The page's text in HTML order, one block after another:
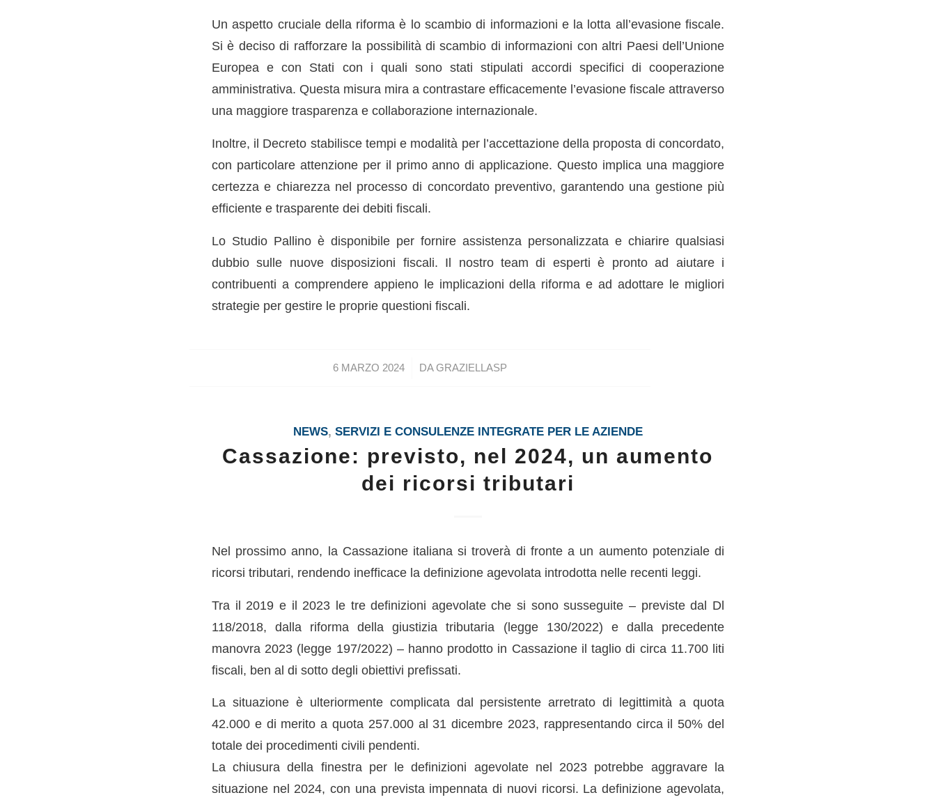
Un aspetto cruciale della riforma è lo scambio di informazioni e la lotta all’evasione fiscale.
Si è deciso di rafforzare la possibilità di scambio di informazioni con altri Paesi dell’Unione
Europea e con Stati con i quali sono stati stipulati accordi specifici di cooperazione
amministrativa. Questa misura mira a contrastare efficacemente l’evasione fiscale attraverso
una maggiore trasparenza e collaborazione internazionale.
Inoltre, il Decreto stabilisce tempi e modalità per l’accettazione della proposta di concordato,
con particolare attenzione per il primo anno di applicazione. Questo implica una maggiore
certezza e chiarezza nel processo di concordato preventivo, garantendo una gestione più
efficiente e trasparente dei debiti fiscali.
Lo Studio Pallino è disponibile per fornire assistenza personalizzata e chiarire qualsiasi
dubbio sulle nuove disposizioni fiscali. Il nostro team di esperti è pronto ad aiutare i
contribuenti a comprendere appieno le implicazioni della riforma e ad adottare le migliori
strategie per gestire le proprie questioni fiscali.
6 MARZO 2024
/ DAGRAZIELLASP
NEWS, SERVIZI E CONSULENZE INTEGRATE PER LE AZIENDE
Cassazione: previsto, nel 2024, un aumento
dei ricorsi tributari
Nel prossimo anno, la Cassazione italiana si troverà di fronte a un aumento potenziale di
ricorsi tributari, rendendo inefficace la definizione agevolata introdotta nelle recenti leggi.
Tra il 2019 e il 2023 le tre definizioni agevolate che si sono susseguite – previste dal Dl
118/2018, dalla riforma della giustizia tributaria (legge 130/2022) e dalla precedente
manovra 2023 (legge 197/2022) – hanno prodotto in Cassazione il taglio di circa 11.700 liti
fiscali, ben al di sotto degli obiettivi prefissati.
La situazione è ulteriormente complicata dal persistente arretrato di legittimità a quota
42.000 e di merito a quota 257.000 al 31 dicembre 2023, rappresentando circa il 50% del
totale dei procedimenti civili pendenti.
La chiusura della finestra per le definizioni agevolate nel 2023 potrebbe aggravare la
situazione nel 2024, con una prevista impennata di nuovi ricorsi. La definizione agevolata,